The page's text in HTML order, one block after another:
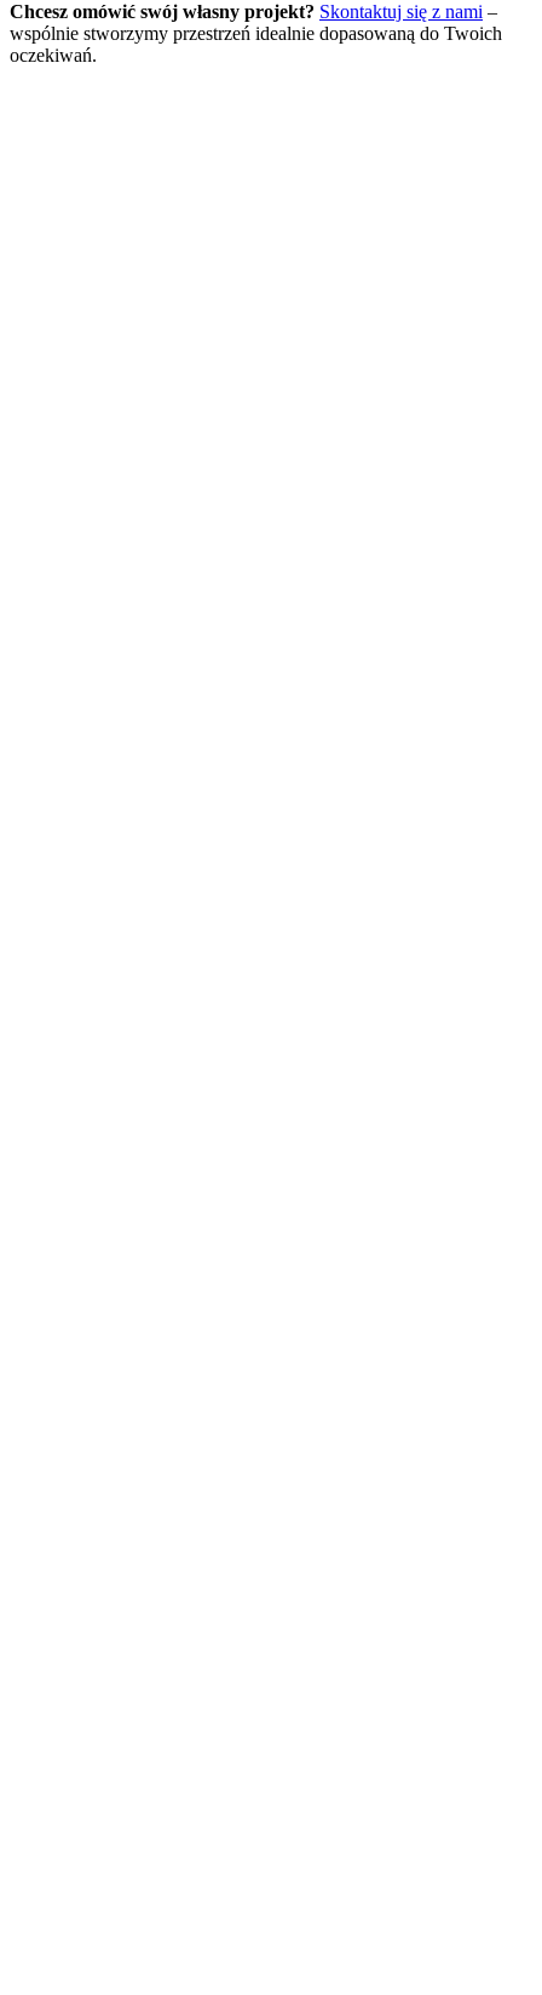
Chcesz omówić swój własny projekt? Skontaktuj się z nami –
wspólnie stworzymy przestrzeń idealnie dopasowaną do Twoich
oczekiwań.